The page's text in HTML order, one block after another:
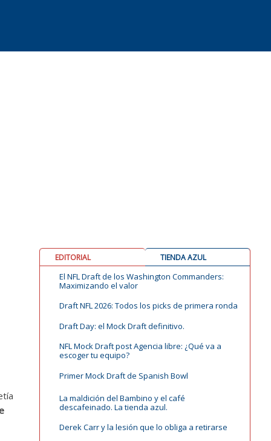
EDITORIAL TIENDA AZUL
El NFL Draft de los Washington Commanders:
Maximizando el valor
Draft NFL 2026: Todos los picks de primera ronda
Draft Day: el Mock Draft definitivo.
NFL Mock Draft post Agencia libre: ¿Qué va a
escoger tu equipo?
Primer Mock Draft de Spanish Bowl
La maldición del Bambino y el café
descafeinado. La tienda azul.
Derek Carr y la lesión que lo obliga a retirarse